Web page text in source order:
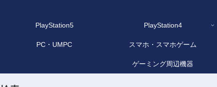
PlayStation5 PlayStation4
PC・UMPC スマホ・スマホゲーム
ゲーミング周辺機器